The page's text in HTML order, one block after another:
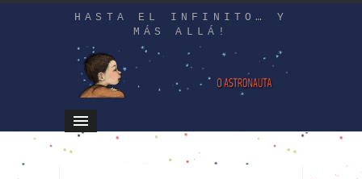
HASTA EL INFINITO… Y
MÁS ALLÁ!